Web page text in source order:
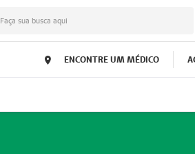
Faça sua busca aqui
ENCONTRE UM MÉDICO